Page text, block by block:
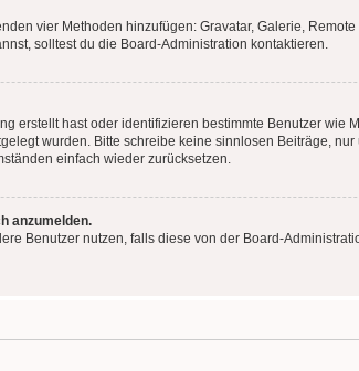
vier Methoden hinzufügen: Gravatar, Galerie,
solltest du die Board-Administration kontaktieren.
erstellt hast oder identifizieren bestimmte Benutzer wie
wurden. Bitte schreibe keine sinnlosen Beiträge,
einfach wieder zurücksetzen.
anzumelden.
Benutzer nutzen, falls diese von der Board-